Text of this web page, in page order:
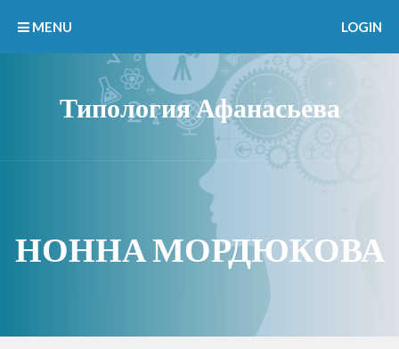
Типология Афанасьева
MENU LOGIN
НОННА МОРДЮКОВА